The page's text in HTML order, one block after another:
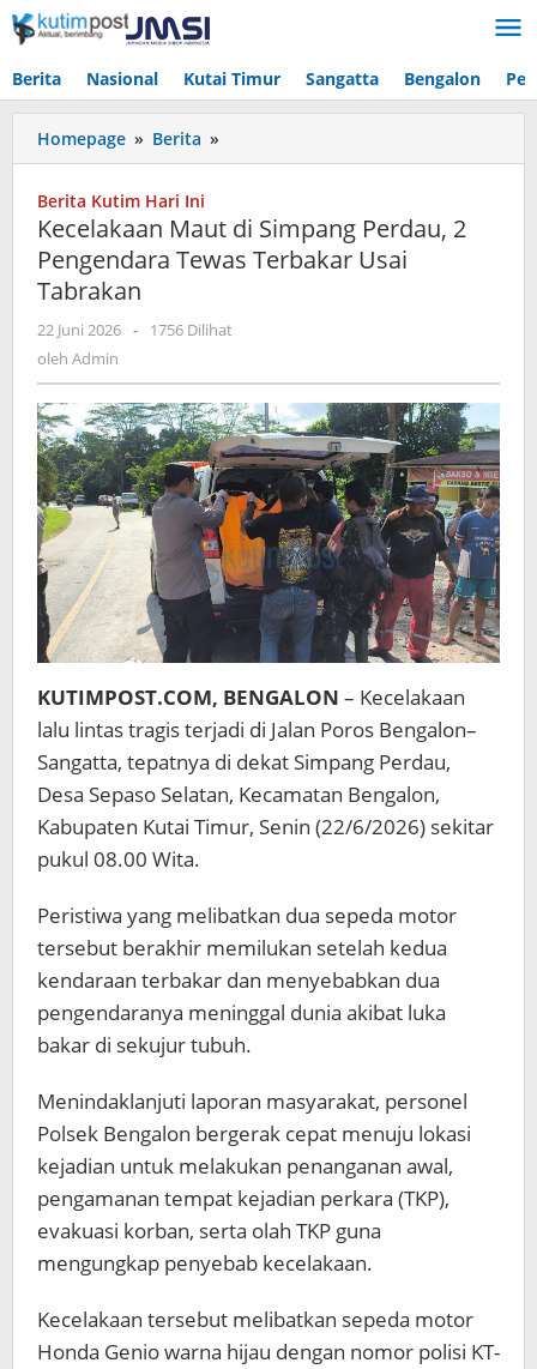
Lewati
ke
Berita Nasional Kutai Timur Sangatta Bengalon
Homepage » Berita »
Maut
Perdau,
2
Terbakar
Tabrakan
Berita Kutim Hari Ini
Kecelakaan Maut di Simpang Perdau, 2
Pengendara Tewas Terbakar Usai
Tabrakan
22 Juni 2026 oleh
-
1756 Dilihat
oleh Admin
KUTIMPOST.COM, BENGALON – Kecelakaan
lalu lintas tragis terjadi di Jalan Poros Bengalon–
Sangatta, tepatnya di dekat Simpang Perdau,
Desa Sepaso Selatan, Kecamatan Bengalon,
Kabupaten Kutai Timur, Senin (22/6/2026) sekitar
pukul 08.00 Wita.
Peristiwa yang melibatkan dua sepeda motor
tersebut berakhir memilukan setelah kedua
kendaraan terbakar dan menyebabkan dua
pengendaranya meninggal dunia akibat luka
bakar di sekujur tubuh.
Menindaklanjuti laporan masyarakat, personel
Polsek Bengalon bergerak cepat menuju lokasi
kejadian untuk melakukan penanganan awal,
pengamanan tempat kejadian perkara (TKP),
evakuasi korban, serta olah TKP guna
mengungkap penyebab kecelakaan.
Kecelakaan tersebut melibatkan sepeda motor
Honda Genio warna hijau dengan nomor polisi KT-